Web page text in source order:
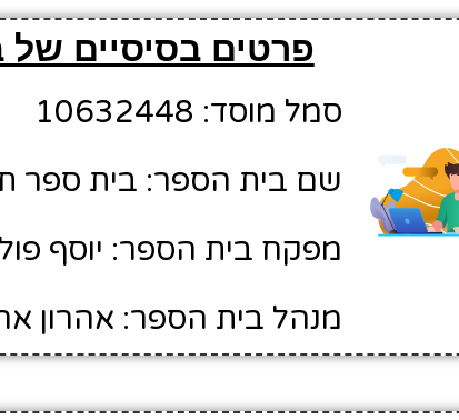
פרטים בסיסיים
סמל מוסד: 10632448
שם בית הספר: בית ספר
מפקח בית הספר: יוסף
מנהל בית הספר: אהרון